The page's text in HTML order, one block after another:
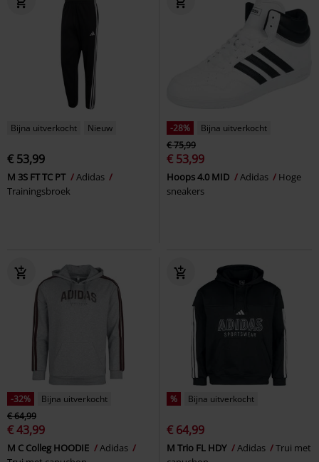
Bijna uitverkocht Nieuw
€ 53,99
M 3S FT TC PT
Adidas
Trainingsbroek
-28%
Bijna uitverkocht
€ 75,99
€ 53,99
Hoops 4.0 MID Adidas
Hoge
sneakers
-32%
Bijna uitverkocht
€ 64,99
€ 43,99
M C Colleg HOODIE
Adidas
% Bijna uitverkocht
€ 64,99
M Trio FL HDY Adidas
Trui met